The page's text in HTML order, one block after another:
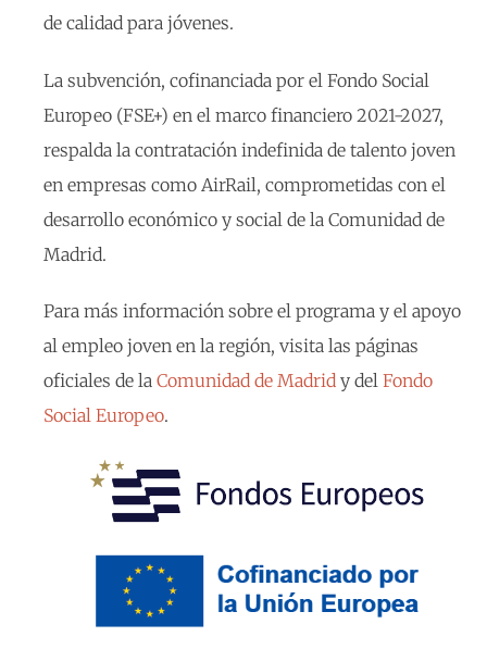
de calidad para jóvenes.
La subvención, cofinanciada por el Fondo Social
Europeo (FSE+) en el marco financiero 2021-2027,
respalda la contratación indefinida de talento joven
en empresas como AirRail, comprometidas con el
desarrollo económico y social de la Comunidad de
Madrid.
Para más información sobre el programa y el apoyo
al empleo joven en la región, visita las páginas
oficiales de la Comunidad de Madrid y del Fondo
Social Europeo.